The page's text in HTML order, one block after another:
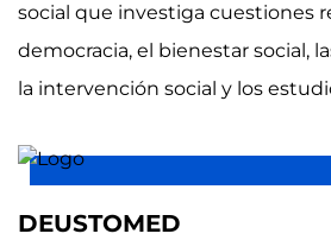
social que investiga cuestiones
democracia, el bienestar social,
la intervención social y los
DEUSTOMED